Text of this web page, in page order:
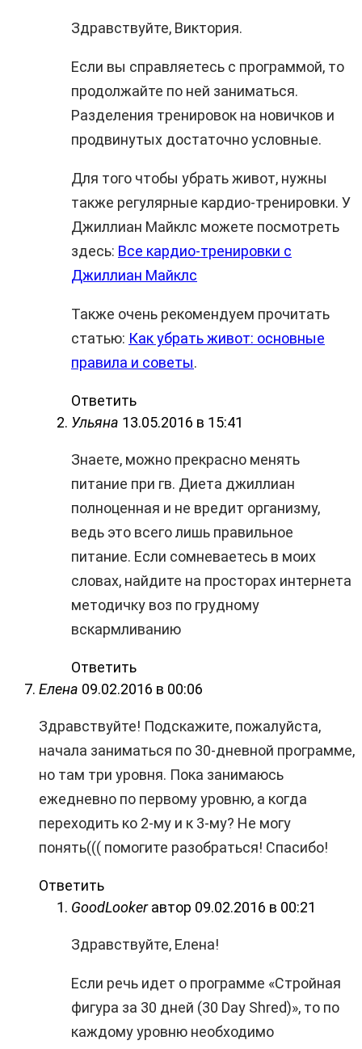
Здравствуйте, Виктория.
Если вы справляетесь с программой, то
продолжайте по ней заниматься.
Разделения тренировок на новичков и
продвинутых достаточно условные.
Для того чтобы убрать живот, нужны
также регулярные кардио-тренировки. У
Джиллиан Майклс можете посмотреть
здесь: Все кардио-тренировки с
Джиллиан Майклс
Также очень рекомендуем прочитать
статью: Как убрать живот: основные
правила и советы.
Ответить
Ульяна 13.05.2016 в 15:41
Знаете, можно прекрасно менять
питание при гв. Диета джиллиан
полноценная и не вредит организму,
ведь это всего лишь правильное
питание. Если сомневаетесь в моих
словах, найдите на просторах интернета
методичку воз по грудному
вскармливанию
Ответить
Елена 09.02.2016 в 00:06
Здравствуйте! Подскажите, пожалуйста,
начала заниматься по 30-дневной программе,
но там три уровня. Пока занимаюсь
ежедневно по первому уровню, а когда
переходить ко 2-му и к 3-му? Не могу
понять((( помогите разобраться! Спасибо!
Ответить
GoodLooker автор 09.02.2016 в 00:21
Здравствуйте, Елена!
Если речь идет о программе «Стройная
фигура за 30 дней (30 Day Shred)», то по
каждому уровню необходимо